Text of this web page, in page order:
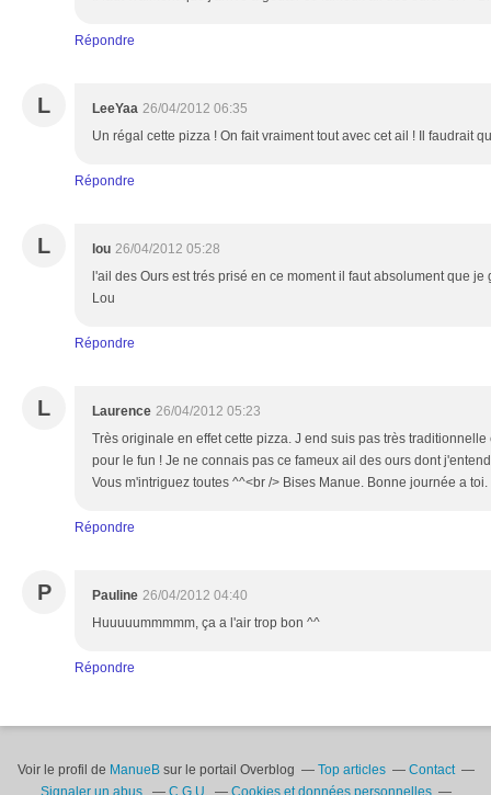
Répondre
L LeeYaa 26/04/2012 06:35
Un régal cette pizza ! On fait vraiment tout avec cet ail ! Il faudrait
Répondre
L lou 26/04/2012 05:28
l'ail des Ours est trés prisé en ce moment il faut absolument que
Lou
Répondre
L Laurence 26/04/2012 05:23
Très originale en effet cette pizza. J end suis pas très
pour le fun ! Je ne connais pas ce fameux ail des ours dont
Vous m'intriguez toutes ^^<br /> Bises Manue. Bonne journée a toi.
Répondre
P Pauline 26/04/2012 04:40
Huuuuummmmm, ça a l'air trop bon ^^
Répondre
Voir le profil de ManueBsur le portail Overblog Top articles
Contact
Signaler un abus
C.G.U.
Cookies et données personnelles